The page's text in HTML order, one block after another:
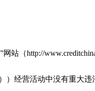
站（http://
）经营活动中没有重大